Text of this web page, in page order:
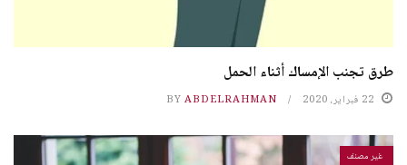
طرق تجنب الإمساك أثناء الحمل
22 فبراير، 2020 BY ABDELRAHMAN
غير مصنف